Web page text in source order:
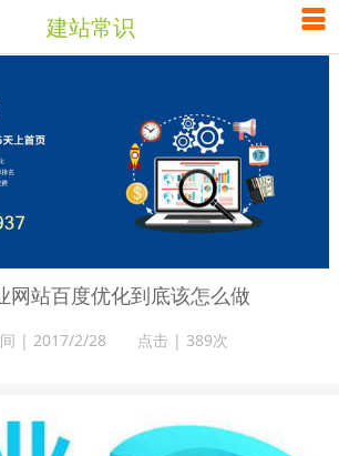
建站常识 
网站百度优化到底该怎么做
间 | 2017/2/28 点击 | 389次